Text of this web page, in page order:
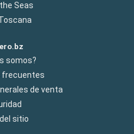
Seas
somos?
frecuentes
de venta
sitio